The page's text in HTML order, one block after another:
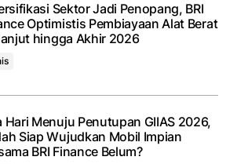
Sektor Jadi Penopang, BRI
Optimistis Pembiayaan Alat Berat
hingga Akhir 2026
Hari Menuju Penutupan GIIAS 2026,
Siap Wujudkan Mobil Impian
BRI Finance Belum?